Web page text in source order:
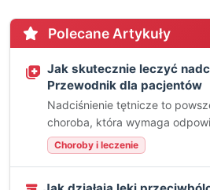
Polecane Artykuły
Jak skutecznie leczyć
Przewodnik dla pacjentów
Nadciśnienie tętnicze to
choroba, która wymaga
Choroby i leczenie